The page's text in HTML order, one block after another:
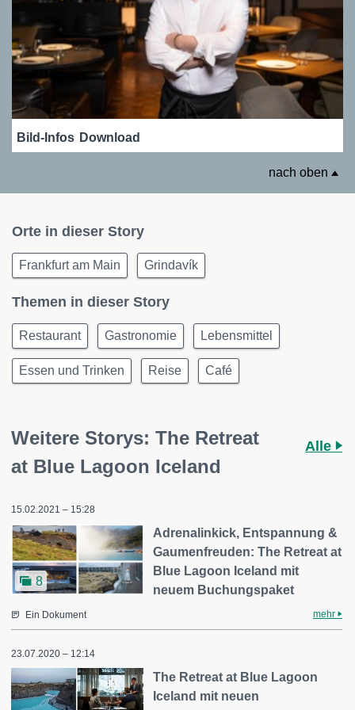
Bild-Infos Download
nach oben
Orte in dieser Story
Frankfurt am Main Grindavík
Themen in dieser Story
Restaurant Gastronomie Lebensmittel
Essen und Trinken Reise Café
Weitere Storys: The Retreat
at Blue Lagoon Iceland
Alle
15.02.2021 – 15:28
8
Adrenalinkick, Entspannung &
Gaumenfreuden: The Retreat at
Blue Lagoon Iceland mit
neuem Buchungspaket
Ein Dokument mehr
23.07.2020 – 12:14
The Retreat at Blue Lagoon
Iceland mit neuen